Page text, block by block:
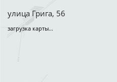
улица Грига, 56
загрузка карты...